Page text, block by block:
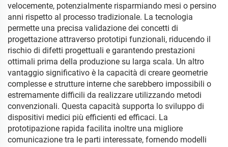
velocemente, potenzialmente risparmiando mesi o persino
anni rispetto al processo tradizionale. La tecnologia
permette una precisa validazione dei concetti di
progettazione attraverso prototipi funzionali, riducendo il
rischio di difetti progettuali e garantendo prestazioni
ottimali prima della produzione su larga scala. Un altro
vantaggio significativo è la capacità di creare geometrie
complesse e strutture interne che sarebbero impossibili o
estremamente difficili da realizzare utilizzando metodi
convenzionali. Questa capacità supporta lo sviluppo di
dispositivi medici più efficienti ed efficaci. La
prototipazione rapida facilita inoltre una migliore
comunicazione tra le parti interessate, fornendo modelli